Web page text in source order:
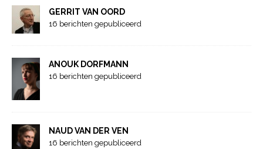
GERRIT VAN OORD
16 berichten gepubliceerd
ANOUK DORFMANN
16 berichten gepubliceerd
NAUD VAN DER VEN
16 berichten gepubliceerd